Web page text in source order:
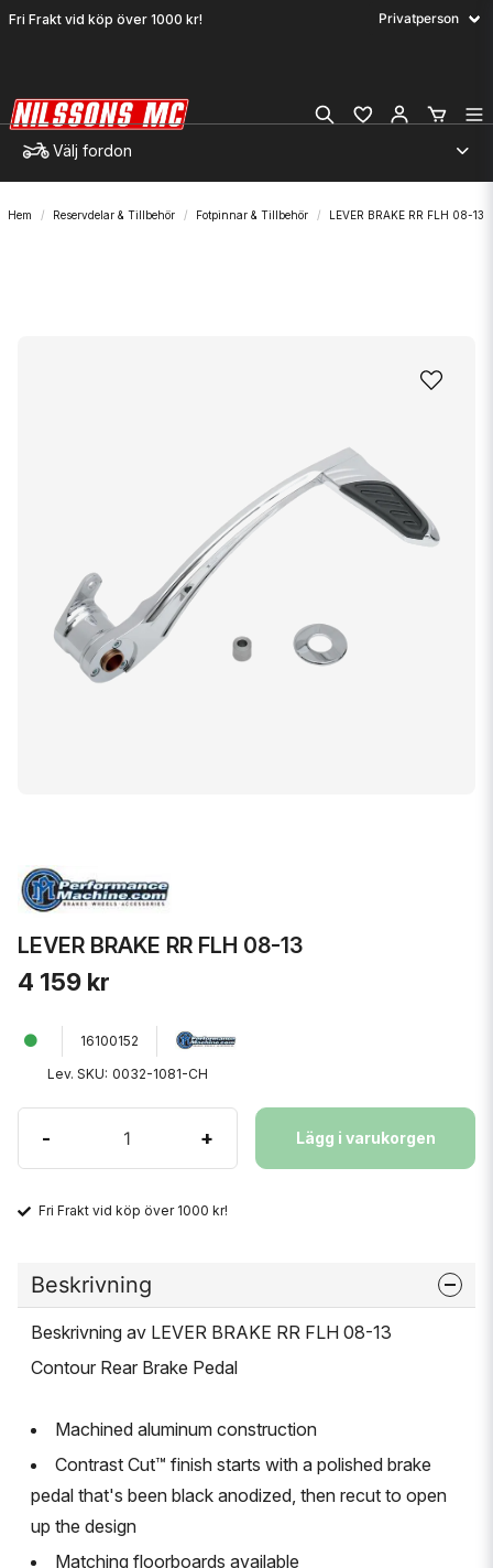
Fri Frakt vid köp över 1000 kr!
Välj fordon
Hem Reservdelar & Tillbehör Fotpinnar & Tillbehör LEVER BRAKE RR FLH 08-13
LEVER BRAKE RR FLH 08-13
4 159 kr
16100152
Lev. SKU: 0032-1081-CH
- + Lägg i varukorgen
Fri Frakt vid köp över 1000 kr!
Beskrivning
Beskrivning av LEVER BRAKE RR FLH 08-13
Contour Rear Brake Pedal
Machined aluminum construction
Contrast Cut™ finish starts with a polished brake
pedal that's been black anodized, then recut to open
up the design
Matching floorboards available